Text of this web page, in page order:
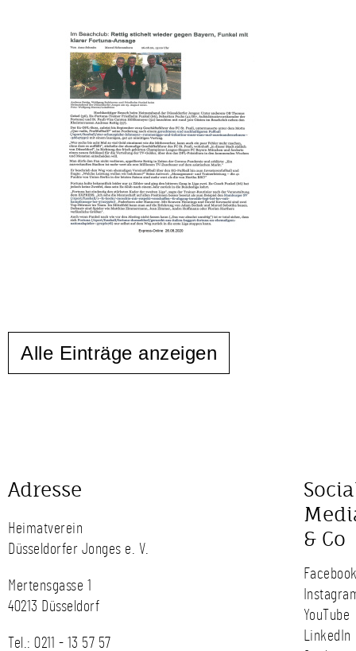
Alle Einträge anzeigen
Adresse
Heimatverein
Düsseldorfer Jonges e. V.
Mertensgasse 1
40213 Düsseldorf
Tel.: 0211 - 13 57 57
& Co
YouTube
LinkedIn